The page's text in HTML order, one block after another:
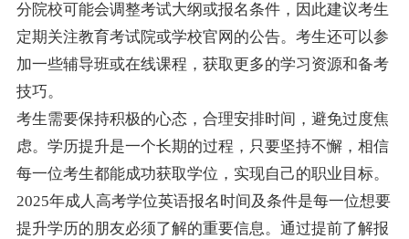
分院校可能会调整考试大纲或报名条件，因此建议考生
定期关注教育考试院或学校官网的公告。考生还可以参
加一些辅导班或在线课程，获取更多的学习资源和备考
技巧。
考生需要保持积极的心态，合理安排时间，避免过度焦
虑。学历提升是一个长期的过程，只要坚持不懈，相信
每一位考生都能成功获取学位，实现自己的职业目标。
2025年成人高考学位英语报名时间及条件是每一位想要
提升学历的朋友必须了解的重要信息。通过提前了解报